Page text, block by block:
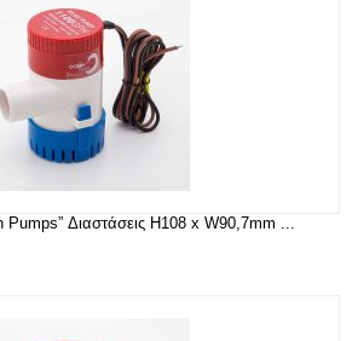
Pumps” Διαστάσεις H108 x W90,7mm ...